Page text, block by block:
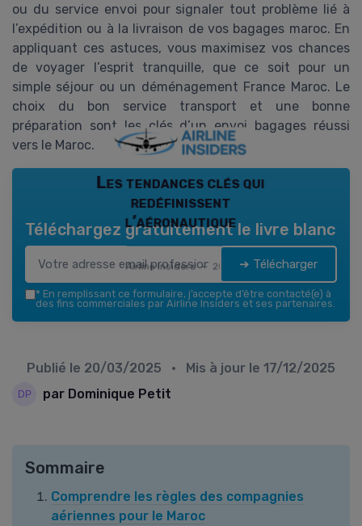
ou du service envoi pour signaler tout problème lié à
l’expédition ou à la livraison de vos bagages maroc. En
appliquant ces astuces, vous maximisez vos chances
de voyager l’esprit tranquille, que ce soit pour un
simple séjour ou un déménagement France Maroc. Le
choix du bon service transport et une bonne
préparation sont les clés d’un envoi bagages réussi
vers le Maroc.
Les tendances clés qui
redéfinissent
l’aéronautique
Airline Insiders — 2026
Téléchargez gratuitement le livre blanc
➔ Télécharger
* En remplissant ce formulaire, j’accepte d’être contacté(e) à
des fins commerciales par Airline Insiders et ses partenaires.
Publié le 20/03/2025 • Mis à jour le 17/12/2025
par Dominique Petit
Sommaire
Comprendre les règles des compagnies
aériennes pour le Maroc